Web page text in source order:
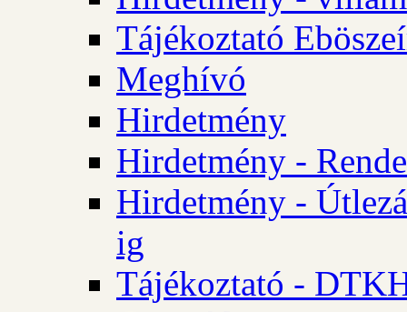
Tájékoztató
Meghívó
Hirdetmény
Hirdetmény -
Hirdetmény -
ig
Tájékoztató -